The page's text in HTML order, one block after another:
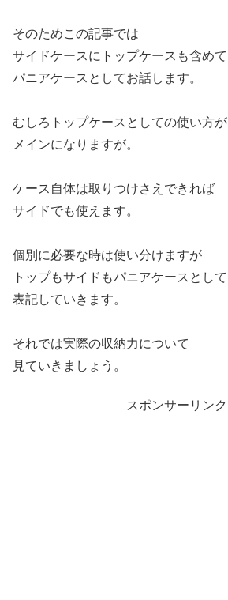
そのためこの記事では
サイドケースにトップケースも含めて
パニアケースとしてお話します。
むしろトップケースとしての使い方が
メインになりますが。
ケース自体は取りつけさえできれば
サイドでも使えます。
個別に必要な時は使い分けますが
トップもサイドもパニアケースとして
表記していきます。
それでは実際の収納力について
見ていきましょう。
スポンサーリンク